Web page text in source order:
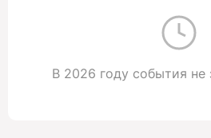
В 2026 году события не